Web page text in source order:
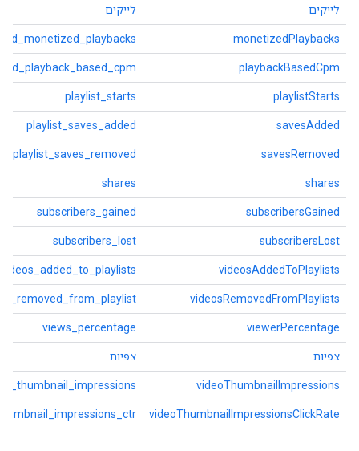
לייקים לייקים
monetizedPlaybacks
playbackBasedCpm
playlistStarts
playlist_starts
savesAdded
playlist_saves_added
savesRemoved
playlist_saves_removed
shares
shares
subscribersGained
subscribers_gained
subscribersLost
subscribers_lost
videosAddedToPlaylists
videos_added_to_playlists
videosRemovedFromPlaylists
viewerPercentage
views_percentage
צפיות צפיות
videoThumbnailImpressions
videoThumbnailImpressionsClickRate